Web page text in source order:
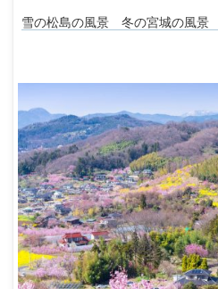
雪の松島の風景 冬の宮城の風景